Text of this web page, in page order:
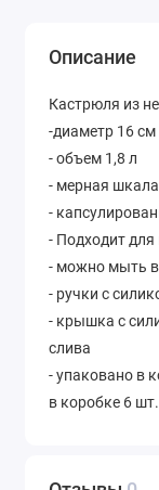
Описание
Кастрюля из
-диаметр 16 см
- объем 1,8 л
- мерная
-
- Подходит
- можно мыть
- ручки с
- крышка с
слива
- упаковано в
в коробке 6 шт.